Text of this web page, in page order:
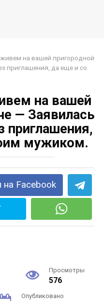
на вашей пригородной
приглашения, да еще и со
на вашей
— Заявилась
приглашения,
мужиком.
на Facebook
Просмотры
576
Опубликовано